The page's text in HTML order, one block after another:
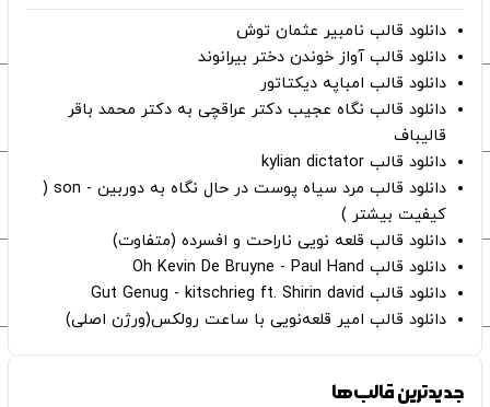
دانلود قالب نامبیر عثمان ‌توش
دانلود قالب آواز خوندن دختر بیرانوند
دانلود قالب امباپه دیکتاتور
دانلود قالب نگاه عجیب دکتر عراقچی به دکتر محمد باقر
قالیباف
دانلود قالب kylian dictator
دانلود قالب مرد سیاه پوست در حال نگاه به دوربین - son (
کیفیت بیشتر )
دانلود قالب قلعه نویی ناراحت و افسرده (متفاوت)
دانلود قالب Oh Kevin De Bruyne - Paul Hand
دانلود قالب Gut Genug - kitschrieg ft. Shirin david
دانلود قالب امیر قلعه‌نویی با ساعت رولکس(ورژن اصلی)
جدیدترین قالب‌ها